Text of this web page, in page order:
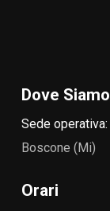
Dove Siamo
Sede operativa:
Boscone (Mi)
Orari